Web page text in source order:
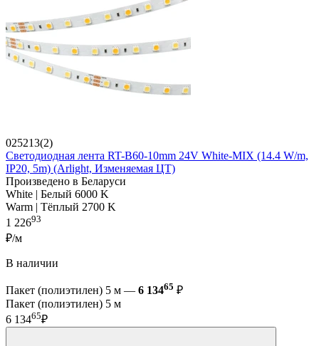
025213(2)
Светодиодная лента RT-B60-10mm 24V White-MIX (14.4 W/m,
IP20, 5m) (Arlight, Изменяемая ЦТ)
Произведено в Беларуси
White | Белый 6000 K
Warm | Тёплый 2700 K
1 22693
₽/м
В наличии
Пакет (полиэтилен) 5 м — 6 13465 ₽
Пакет (полиэтилен) 5 м
6 13465₽